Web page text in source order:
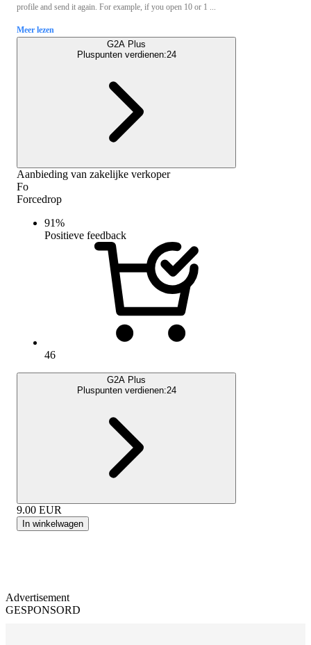
profile and send it again. For example, if you open 10 or 1 ...
Meer lezen
G2A Plus
Pluspunten verdienen:24
Aanbieding van zakelijke verkoper
Fo
Forcedrop
91%
Positieve feedback
46
G2A Plus
Pluspunten verdienen:24
9.00 EUR
In winkelwagen
Advertisement
GESPONSORD